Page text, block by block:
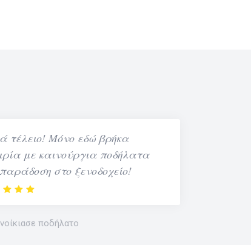
τέλειο! Μόνο εδώ βρήκα
με καινούργια ποδήλατα
στο ξενοδοχείο!
νοίκιασε ποδήλατο